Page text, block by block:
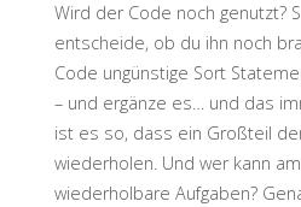
Wird der Code noch genutzt?
entscheide, ob du ihn noch
Code ungünstige Sort
– und ergänze es… und das
ist es so, dass ein Großteil
wiederholen. Und wer kann
wiederholbare Aufgaben?